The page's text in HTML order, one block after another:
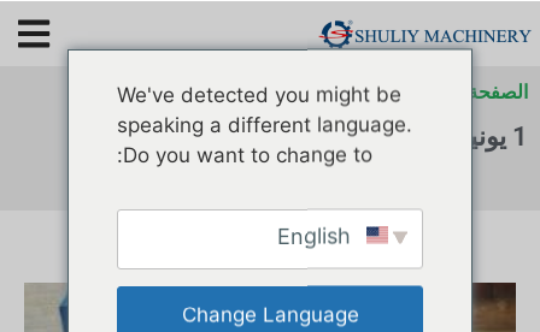
الصفحة الرئيسية» أرشيفات لـ» أرشيفات لـ»أرشيفات لـ
1 يونيو 2022
We've detected you might be
speaking a different language.
Do you want to change to:
Change Language